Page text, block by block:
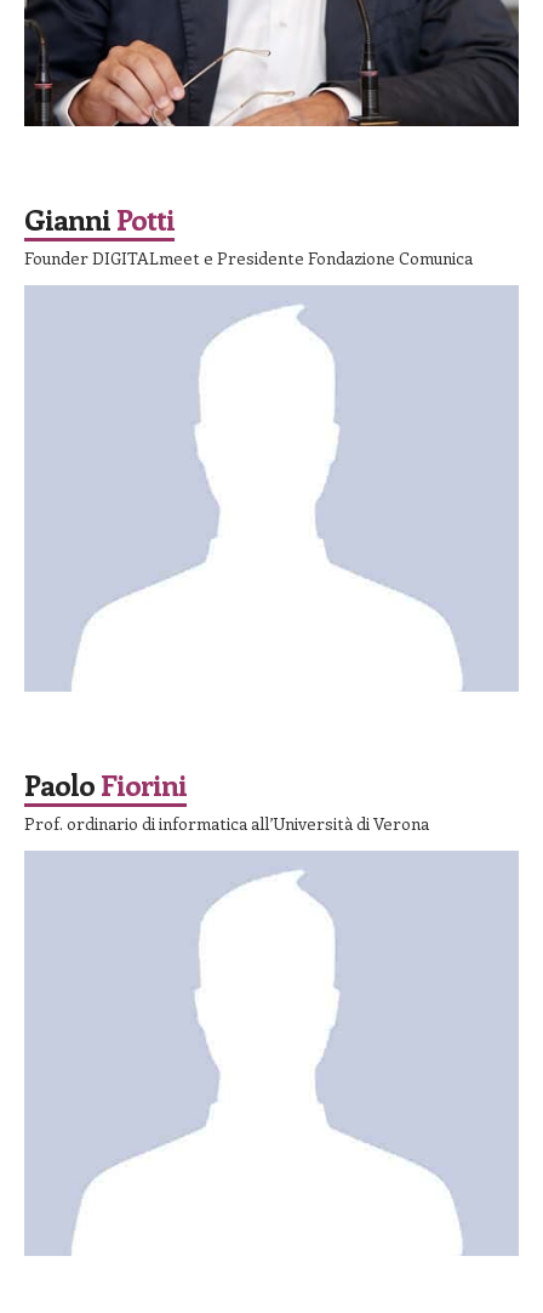
GianniPotti
Founder DIGITALmeet e Presidente Fondazione Comunica
PaoloFiorini
Prof. ordinario di informatica all’Università di Verona